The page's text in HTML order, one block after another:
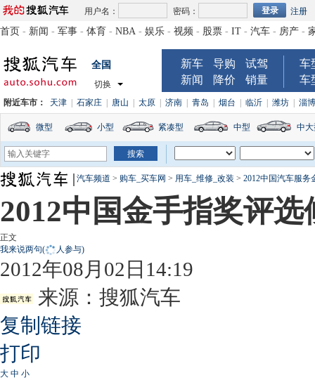
用户名： 密码： 注册
首页 - 新闻 - 军事 - 体育 - NBA - 娱乐 - 视频 - 股票 - IT - 汽车 - 房产 -
全国
切换
新车 导购
试驾
新闻
降价 销量
车
车
附近车市： 天津 石家庄 唐山 太原 济南 青岛 烟台 临沂 潍坊 淄博
微型 小型 紧凑型 中型 中
汽车频道 > 购车_买车网 > 用车_维修_改装 > 2012中国汽车服务
2012中国金手指奖评
正文
我来说两句( 人参与)
2012年08月02日14:19
来源： 搜狐汽车
复制链接
打印
大 中 小